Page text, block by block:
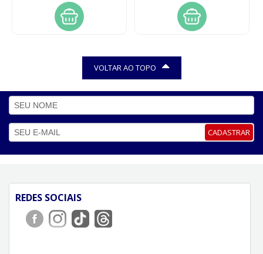
VOLTAR AO TOPO
CADASTRAR
REDES SOCIAIS